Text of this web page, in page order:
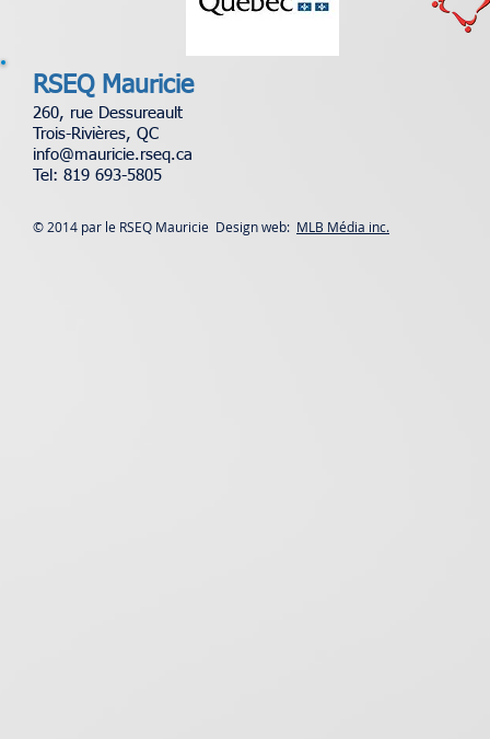
RSEQ Mauricie
260, rue Dessureault
Trois-Rivières, QC
info@mauricie.rseq.ca
Tel: 819 693-5805
© 2014 par le RSEQ Mauricie Design web: MLB Média inc.